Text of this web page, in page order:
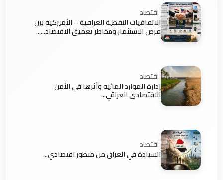
اقتصاد
الاتفاقيات النفطية العراقية – الأميركية بين
فرص الاستثمار ومخاطر تعميق الاقتصاد......
اقتصاد
إدارة الموارد المائية وأثرها في الأمن
الاقتصادي العراقي...
اقتصاد
السيادة في العراق من منظور اقتصادي...